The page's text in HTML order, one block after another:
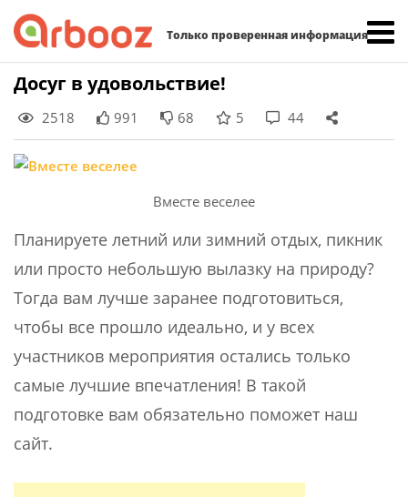
Только проверенная информация
Skip
to
content
Досуг в удовольствие!
2518 991 68 5 44
Вместе веселее
Планируете летний или зимний отдых, пикник
или просто небольшую вылазку на природу?
Тогда вам лучше заранее подготовиться,
чтобы все прошло идеально, и у всех
участников мероприятия остались только
самые лучшие впечатления! В такой
подготовке вам обязательно поможет наш
сайт.
Найти: